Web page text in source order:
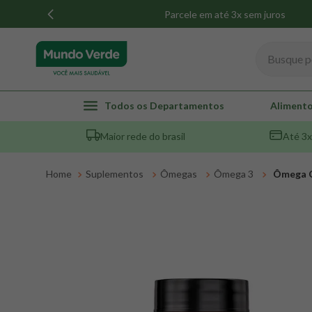
Parcele em até 3x sem juros
Todos os Departamentos
Maior rede do brasil Até
Suplementos Ômegas Ômega 3 Ômega
TERMOS MAIS BUSCADOS
1º whey
2º creatina
maca peruana
psyllium